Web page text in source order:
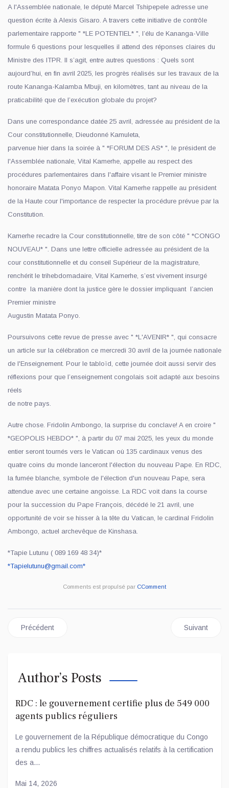
A l'Assemblée nationale, le député Marcel Tshipepele adresse une
question écrite à Alexis Gisaro. A travers cette initiative de contrôle
parlementaire rapporte " *LE POTENTIEL* ", l’élu de Kananga-Ville
formule 6 questions pour lesquelles il attend des réponses claires du
Ministre des ITPR. Il s’agit, entre autres questions : Quels sont
aujourd’hui, en fin avril 2025, les progrès réalisés sur les travaux de la
route Kananga-Kalamba Mbuji, en kilomètres, tant au niveau de la
praticabilité que de l’exécution globale du projet?
Dans une correspondance datée 25 avril, adressée au président de la
Cour constitutionnelle, Dieudonné Kamuleta,
parvenue hier dans la soirée à " *FORUM DES AS* ", le président de
l'Assemblée nationale, Vital Kamerhe, appelle au respect des
procédures parlementaires dans l'affaire visant le Premier ministre
honoraire Matata Ponyo Mapon. Vital Kamerhe rappelle au président
de la Haute cour l'importance de respecter la procédure prévue par la
Constitution.
Kamerhe recadre la Cour constitutionnelle, titre de son côté " *CONGO
NOUVEAU* ". Dans une lettre officielle adressée au président de la
cour constitutionnelle et du conseil Supérieur de la magistrature,
renchérit le trihebdomadaire, Vital Kamerhe, s’est vivement insurgé
contre la manière dont la justice gère le dossier impliquant l’ancien
Premier ministre
Augustin Matata Ponyo.
Poursuivons cette revue de presse avec " *L'AVENIR* ", qui consacre
un article sur la célébration ce mercredi 30 avril de la journée nationale
de l'Enseignement. Pour le tabloïd, cette journée doit aussi servir des
réflexions pour que l’enseignement congolais soit adapté aux besoins
réels
de notre pays.
Autre chose. Fridolin Ambongo, la surprise du conclave! A en croire "
*GEOPOLIS HEBDO* ", à partir du 07 mai 2025, les yeux du monde
entier seront tournés vers le Vatican où 135 cardinaux venus des
quatre coins du monde lanceront l'élection du nouveau Pape. En RDC,
la fumée blanche, symbole de l'élection d'un nouveau Pape, sera
attendue avec une certaine angoisse. La RDC voit dans la course
pour la succession du Pape François, décédé le 21 avril, une
opportunité de voir se hisser à la tête du Vatican, le cardinal Fridolin
Ambongo, actuel archevêque de Kinshasa.
*Tapie Lutunu ( 089 169 48 34)*
*Tapielutunu@gmail.com*
Comments est propulsé par CComment
Article précédent : REVUE DE PRESSE DU VENDREDI 02 MAI
Précédent Article
Suivant
Author’s Posts
RDC : le gouvernement certifie plus de 549 000
agents publics réguliers
Le gouvernement de la République démocratique du Congo
a rendu publics les chiffres actualisés relatifs à la certification
des a...
Mai 14, 2026